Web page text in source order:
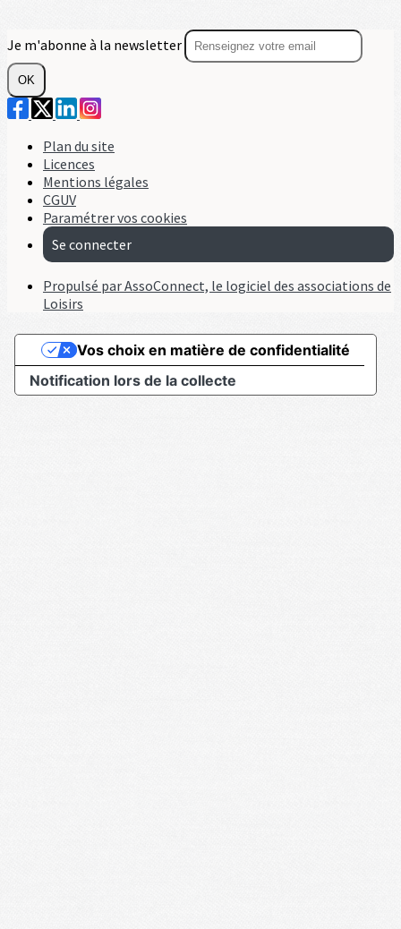
Je m'abonne à la newsletter
OK
Plan du site
Licences
Mentions légales
CGUV
Paramétrer vos cookies
Se connecter
Propulsé par AssoConnect, le logiciel des associations de
Loisirs
Notification lors de la collecte
Vos choix en matière de confidentialité